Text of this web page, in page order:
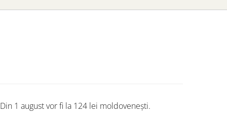
1 august vor fi la 124 lei moldovenești.